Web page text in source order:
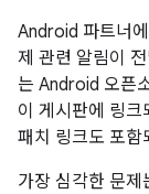
Android 파트너
제 관련 알림이
는 Android 오픈
이 게시판에 링크
패치 링크도 포함
가장 심각한 문